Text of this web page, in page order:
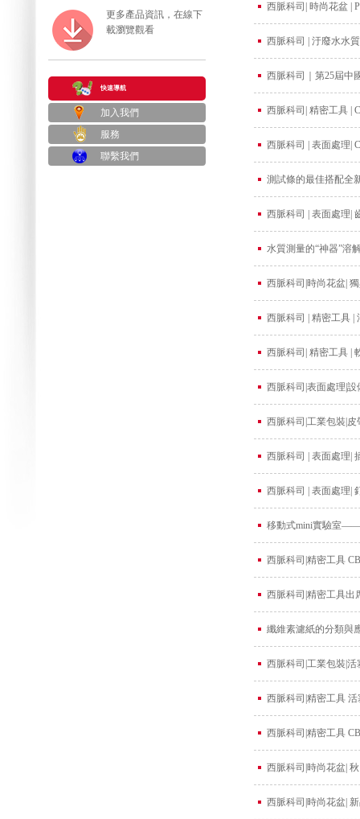
更多產品資訊，在線下
載瀏覽觀看
快速導航
加入我們
服務
聯繫我們
西脈科司| 時尚花盆 |
西脈科司 | 汙廢水水
西脈科司｜第25屆中
西脈科司| 精密工具 |
西脈科司 | 表面處理|
測試條的最佳搭配全
西脈科司 | 表面處理|
水質測量的“神器”溶
西脈科司|時尚花盆|
西脈科司 | 精密工具 |
西脈科司| 精密工具 |
西脈科司|表面處理|
西脈科司|工業包裝|
西脈科司 | 表面處理|
西脈科司 | 表面處理|
移動式mini實驗室
西脈科司|精密工具
西脈科司|精密工具出
纖維素濾紙的分類與
西脈科司|工業包裝|活
西脈科司|精密工具
西脈科司|精密工具
西脈科司|時尚花盆|
西脈科司|時尚花盆|